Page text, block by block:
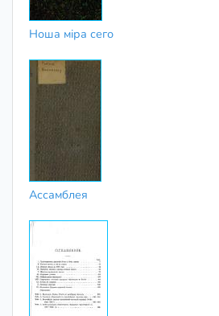
Ноша міра сего
Ассамблея